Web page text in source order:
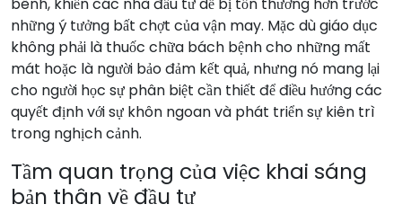
bênh, khiến các nhà đầu tư dễ bị tổn thương hơn trước
những ý tưởng bất chợt của vận may. Mặc dù giáo dục
không phải là thuốc chữa bách bệnh cho những mất
mát hoặc là người bảo đảm kết quả, nhưng nó mang lại
cho người học sự phân biệt cần thiết để điều hướng các
quyết định với sự khôn ngoan và phát triển sự kiên trì
trong nghịch cảnh.
Tầm quan trọng của việc khai sáng
bản thân về đầu tư